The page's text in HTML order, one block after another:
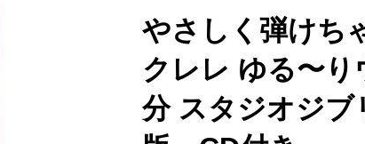
やさしく弾けち
クレレ ゆる〜り
分 スタジオジブ